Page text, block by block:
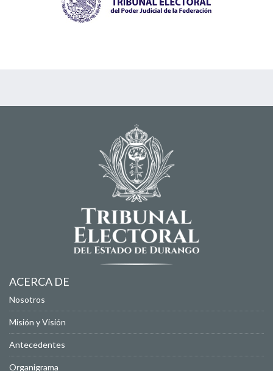
ACERCA DE
Nosotros
Misión y Visión
Antecedentes
Organigrama